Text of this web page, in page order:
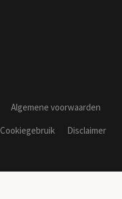
Algemene voorwaarden
Cookiegebruik
Disclaimer